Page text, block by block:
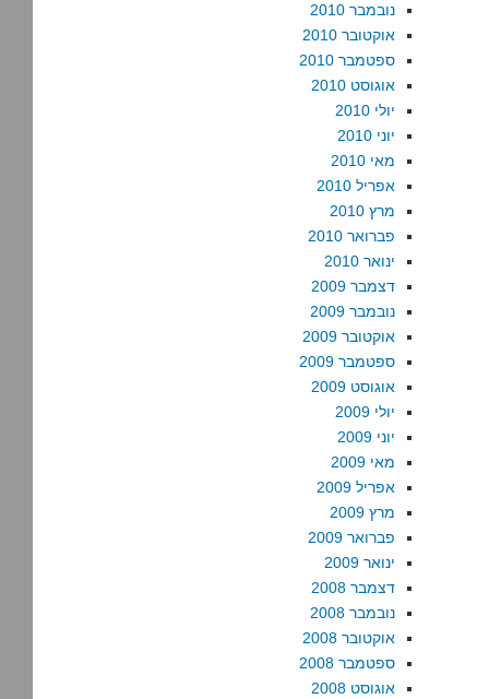
נובמבר 2010
אוקטובר 2010
ספטמבר 2010
אוגוסט 2010
יולי 2010
יוני 2010
מאי 2010
אפריל 2010
מרץ 2010
פברואר 2010
ינואר 2010
דצמבר 2009
נובמבר 2009
אוקטובר 2009
ספטמבר 2009
אוגוסט 2009
יולי 2009
יוני 2009
מאי 2009
אפריל 2009
מרץ 2009
פברואר 2009
ינואר 2009
דצמבר 2008
נובמבר 2008
אוקטובר 2008
ספטמבר 2008
אוגוסט 2008